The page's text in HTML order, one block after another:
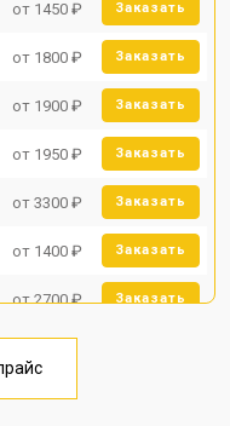
от 1450 ₽ Заказать
от 1800 ₽ Заказать
от 1900 ₽ Заказать
от 1950 ₽ Заказать
от 3300 ₽ Заказать
от 1400 ₽ Заказать
от 2700 ₽ Заказать
от 1750 ₽